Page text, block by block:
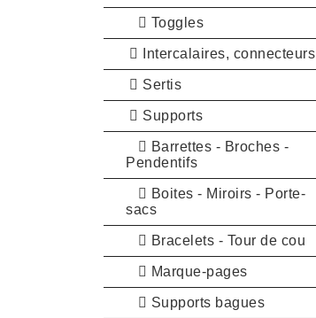
Toggles
Intercalaires, connecteurs
Sertis
Supports
Barrettes - Broches -
Pendentifs
Boites - Miroirs - Porte-
sacs
Bracelets - Tour de cou
Marque-pages
Supports bagues